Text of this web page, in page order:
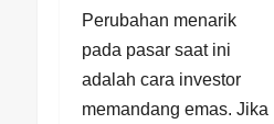
Perubahan menarik
pada pasar saat ini
adalah cara investor
memandang emas. Jika